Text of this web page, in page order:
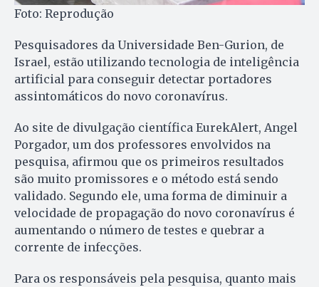
Foto: Reprodução
Pesquisadores da Universidade Ben-Gurion, de
Israel, estão utilizando tecnologia de inteligência
artificial para conseguir detectar portadores
assintomáticos do novo coronavírus.
Ao site de divulgação científica EurekAlert, Angel
Porgador, um dos professores envolvidos na
pesquisa, afirmou que os primeiros resultados
são muito promissores e o método está sendo
validado. Segundo ele, uma forma de diminuir a
velocidade de propagação do novo coronavírus é
aumentando o número de testes e quebrar a
corrente de infecções.
Para os responsáveis pela pesquisa, quanto mais